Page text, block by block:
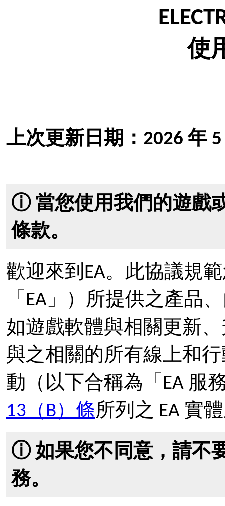
使
上次更新日期：2026 年
ⓘ 當您使用我們的遊戲
條款。
歡迎來到EA。此協議規
「EA」）所提供之產品
如遊戲軟體與相關更新
與之相關的所有線上和
動（以下合稱為「EA 服
13（B）條所列之 EA 實
ⓘ 如果您不同意，請不
務。